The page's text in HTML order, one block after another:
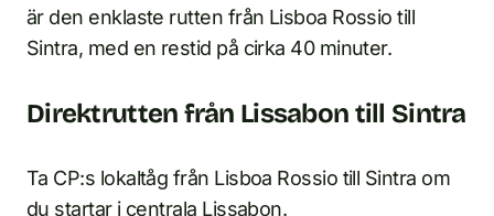
är den enklaste rutten från Lisboa Rossio till
Sintra, med en restid på cirka 40 minuter.
Direktrutten från Lissabon till Sintra
Ta CP:s lokaltåg från Lisboa Rossio till Sintra om
du startar i centrala Lissabon.